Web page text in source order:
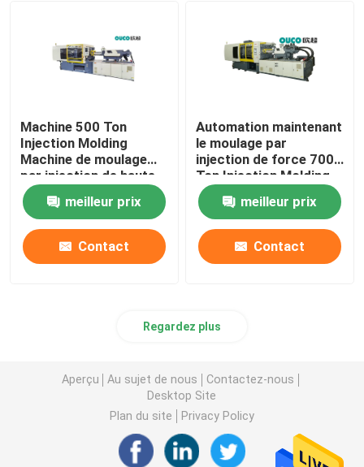
Machine 500 Ton
Injection Molding
Machine de moulage
par injection de haute
précision de la CE
meilleur prix
Contact
Automation maintenant
le moulage par
injection de force 700
Ton Injection Molding
Machine
meilleur prix
Contact
Regardez plus
Aperçu Au sujet de nous
Contactez-nous
Desktop Site
Plan du site
Privacy Policy